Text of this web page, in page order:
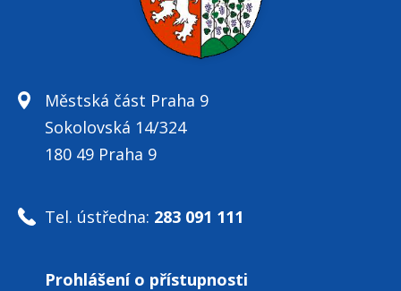
Městská část Praha 9
Sokolovská 14/324
180 49 Praha 9
Tel. ústředna: 283 091 111
Prohlášení o přístupnosti